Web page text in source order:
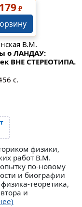
₽
В.М.
о ЛАНДАУ:
ВНЕ СТЕРЕОТИПА.
с.
физики,
работ В.М.
по-новому
и биографии
теоретика,
и